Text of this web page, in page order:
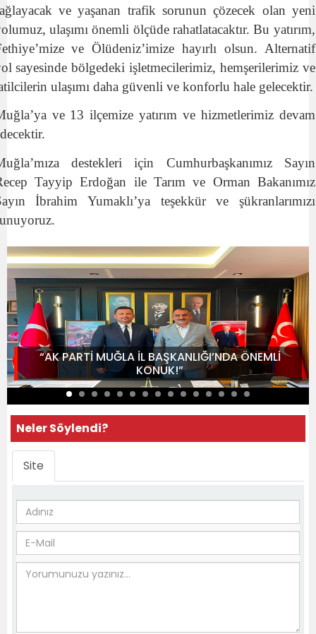
ve yaşanan trafik sorunun çözecek olan yeni
ulaşımı önemli ölçüde rahatlatacaktır. Bu yatırım,
ve Ölüdeniz’imize hayırlı olsun. Alternatif
sayesinde bölgedeki işletmecilerimiz, hemşerilerimiz ve
ulaşımı daha güvenli ve konforlu hale gelecektir.
ve 13 ilçemize yatırım ve hizmetlerimiz devam
destekleri için Cumhurbaşkanımız Sayın
Tayyip Erdoğan ile Tarım ve Orman Bakanımız
İbrahim Yumaklı’ya teşekkür ve şükranlarımızı
“AK PARTİ MUĞLA İL BAŞKANLIĞI’NDA ÖNEMLİ
KONUK!”
Neler Söylendi?
Site